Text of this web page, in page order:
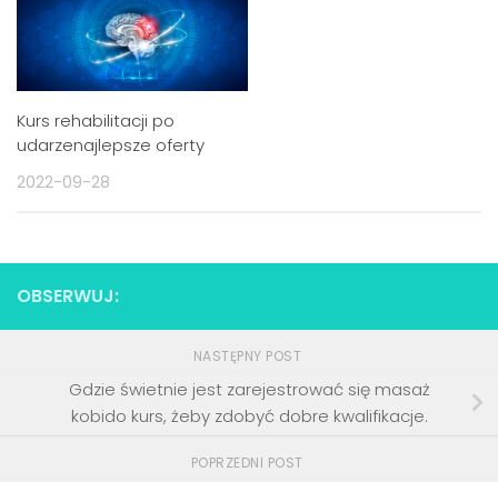
Kurs rehabilitacji po
udarzenajlepsze oferty
2022-09-28
OBSERWUJ:
NASTĘPNY POST
Gdzie świetnie jest zarejestrować się masaż
kobido kurs, żeby zdobyć dobre kwalifikacje.
POPRZEDNI POST